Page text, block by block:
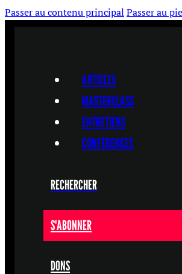
Passer au contenu principal Passer au
ARTICLES
MASTERCLASS
ENTRETIENS
CONFÉRENCES
RECHERCHER
S'ABONNER
DONS